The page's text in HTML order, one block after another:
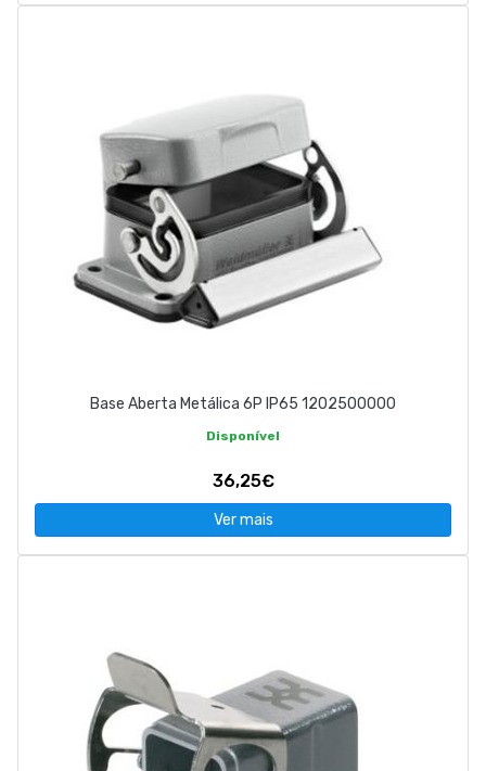
Base Aberta Metálica 6P IP65 1202500000
Disponível
36,25€
Ver mais